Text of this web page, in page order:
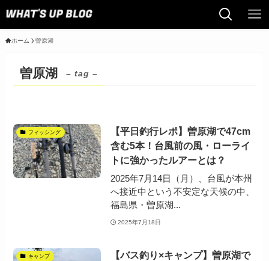
ホーム 曽原湖
曽原湖 – tag –
フィッシング
【平日釣行レポ】曽原湖で47cm
含む5本！台風前の風・ローライ
トに強かったルアーとは？
2025年7月14日（月）、台風が本州
へ接近中という不安定な天候の中、
福島県・曽原湖...
2025年7月18日
キャンプ
【バス釣り×キャンプ】曽原湖で